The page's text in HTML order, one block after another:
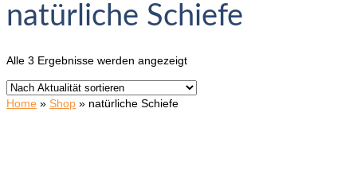
natürliche Schiefe
Alle 3 Ergebnisse werden angezeigtNach
sortiert
Home » Shop » natürliche Schiefe